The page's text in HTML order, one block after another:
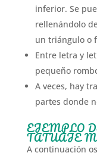
inferior. Se
rellenándolo
un triángulo o
Entre letra y
pequeño
A veces, hay
partes donde
EJEMPLO
TATUAJE
A continuación